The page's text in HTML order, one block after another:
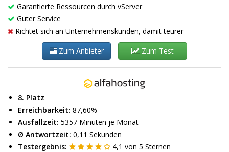
Garantierte Ressourcen durch vServer
Guter Service
Richtet sich an Unternehmenskunden, damit teurer
Zum Anbieter Zum Test
8. Platz
Erreichbarkeit: 87,60%
Ausfallzeit: 5357 Minuten je Monat
Ø Antwortzeit: 0,11 Sekunden
Testergebnis:
4,1 von 5 Sternen